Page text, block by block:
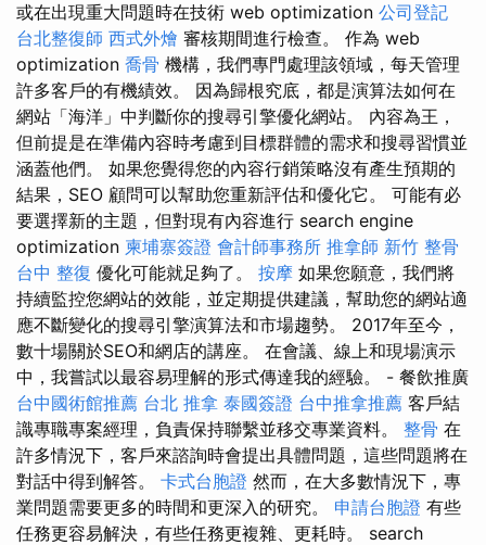
或在出現重大問題時在技術 web optimization 公司登記
台北整復師 西式外燴 審核期間進行檢查。 作為 web
optimization 喬骨 機構，我們專門處理該領域，每天管理
許多客戶的有機績效。 因為歸根究底，都是演算法如何在
網站「海洋」中判斷你的搜尋引擎優化網站。 內容為王，
但前提是在準備內容時考慮到目標群體的需求和搜尋習慣並
涵蓋他們。 如果您覺得您的內容行銷策略沒有產生預期的
結果，SEO 顧問可以幫助您重新評估和優化它。 可能有必
要選擇新的主題，但對現有內容進行 search engine
optimization 柬埔寨簽證 會計師事務所 推拿師 新竹 整骨
台中 整復 優化可能就足夠了。 按摩 如果您願意，我們將
持續監控您網站的效能，並定期提供建議，幫助您的網站適
應不斷變化的搜尋引擎演算法和市場趨勢。 2017年至今，
數十場關於SEO和網店的講座。 在會議、線上和現場演示
中，我嘗試以最容易理解的形式傳達我的經驗。 - 餐飲推廣
台中國術館推薦 台北 推拿 泰國簽證 台中推拿推薦 客戶結
識專職專案經理，負責保持聯繫並移交專業資料。 整骨 在
許多情況下，客戶來諮詢時會提出具體問題，這些問題將在
對話中得到解答。 卡式台胞證 然而，在大多數情況下，專
業問題需要更多的時間和更深入的研究。 申請台胞證 有些
任務更容易解決，有些任務更複雜、更耗時。 search